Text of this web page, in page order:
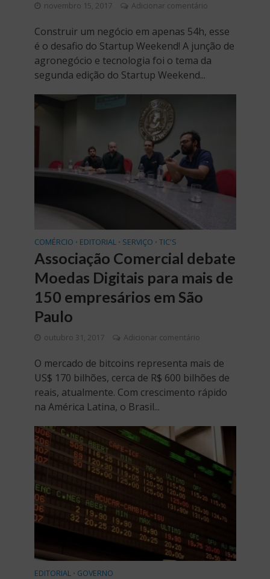
novembro 15, 2017 Adicionar comentário
Construir um negócio em apenas 54h, esse
é o desafio do Startup Weekend! A junção de
agronegócio e tecnologia foi o tema da
segunda edição do Startup Weekend...
COMÉRCIO • EDITORIAL • SERVIÇO • TIC'S
Associação Comercial debate
Moedas Digitais para mais de
150 empresários em São
Paulo
outubro 31, 2017 Adicionar comentário
O mercado de bitcoins representa mais de
US$ 170 bilhões, cerca de R$ 600 bilhões de
reais, atualmente. Com crescimento rápido
na América Latina, o Brasil...
EDITORIAL • GOVERNO